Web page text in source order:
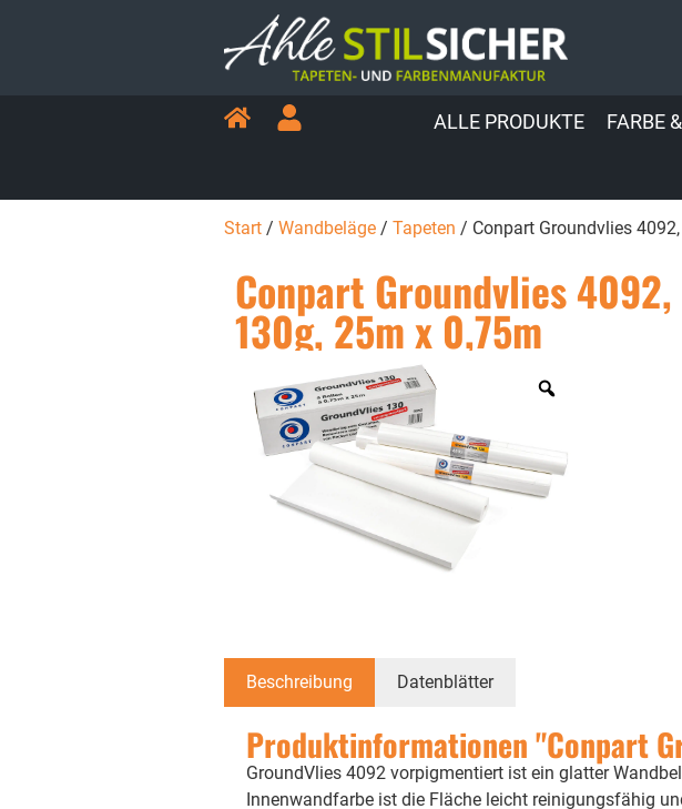
ALLE PRODUKTE FARBE
Start/ Wandbeläge/ Tapeten / Conpart Groundvlies
Conpart Groundvlies 4092,
130g, 25m x 0,75m
Beschreibung Datenblätter
Produktinformationen "Conpart
GroundVlies 4092 vorpigmentiert ist ein glatter
Innenwandfarbe ist die Fläche leicht reinigungsfähig